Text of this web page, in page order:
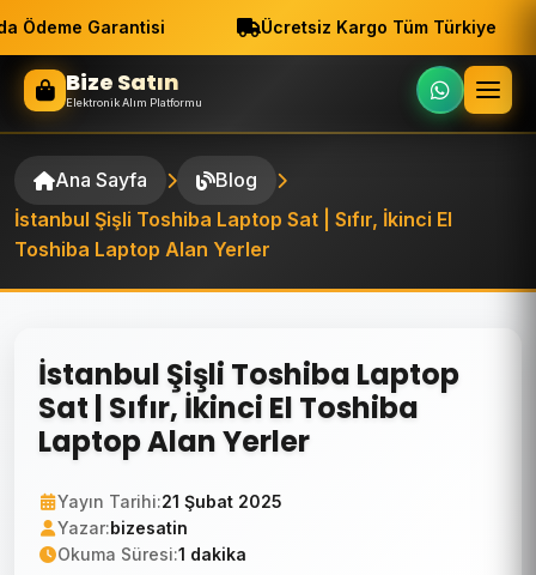
Ödeme Garantisi Ücretsiz Kargo Tüm Türkiye
Bize Satın
Elektronik Alım Platformu
Ana Sayfa
Blog
İstanbul Şişli Toshiba Laptop Sat | Sıfır, İkinci El
Toshiba Laptop Alan Yerler
İstanbul Şişli Toshiba Laptop
Sat | Sıfır, İkinci El Toshiba
Laptop Alan Yerler
Yayın Tarihi:21 Şubat 2025
Yazar:bizesatin
Okuma Süresi:1 dakika